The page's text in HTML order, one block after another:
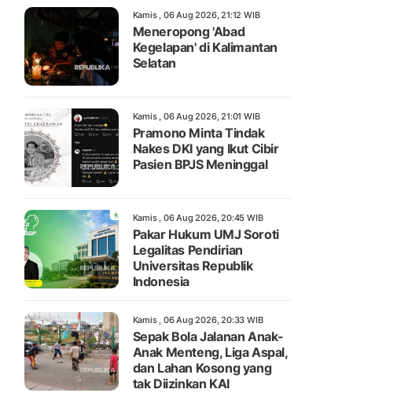
Kamis , 06 Aug 2026, 21:12 WIB
Meneropong 'Abad
Kegelapan' di Kalimantan
Selatan
Kamis , 06 Aug 2026, 21:01 WIB
Pramono Minta Tindak
Nakes DKI yang Ikut Cibir
Pasien BPJS Meninggal
Kamis , 06 Aug 2026, 20:45 WIB
Pakar Hukum UMJ Soroti
Legalitas Pendirian
Universitas Republik
Indonesia
Kamis , 06 Aug 2026, 20:33 WIB
Sepak Bola Jalanan Anak-
Anak Menteng, Liga Aspal,
dan Lahan Kosong yang
tak Diizinkan KAI